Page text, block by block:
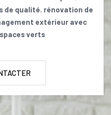
de qualité, rénovation de
extérieur avec
verts